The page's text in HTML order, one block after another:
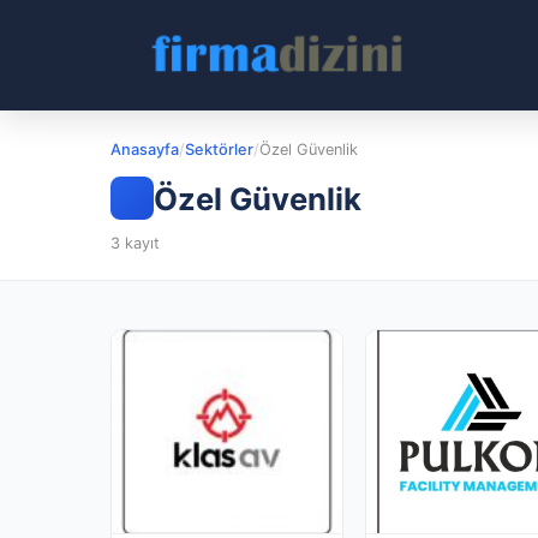
Anasayfa/Sektörler/Özel Güvenlik
Özel Güvenlik
3 kayıt